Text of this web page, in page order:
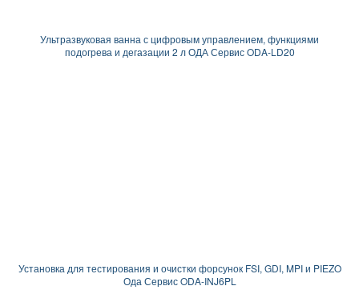
Ультразвуковая ванна с цифровым управлением, функциями
подогрева и дегазации 2 л ОДА Сервис ODA-LD20
Установка для тестирования и очистки форсунок FSI, GDI, MPI и PIEZO
Ода Сервис ODA-INJ6PL